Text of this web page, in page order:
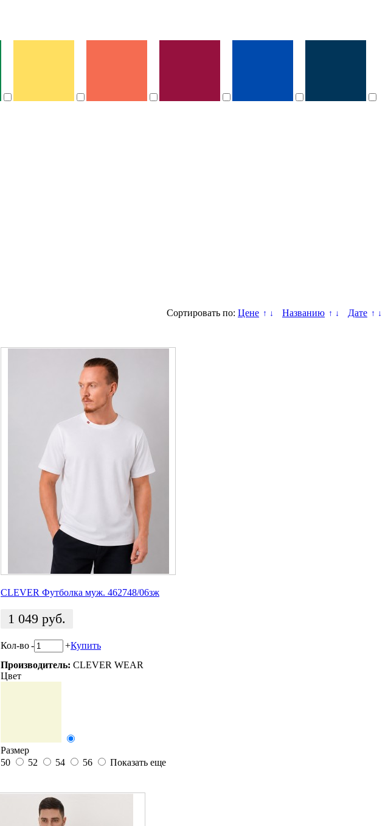
Сортировать по: Цене ↑ ↓ Названию ↑ ↓ Дате ↑ ↓
CLEVER Футболка муж. 462748/06зж
1 049 руб.
Кол-во- +Купить
Производитель: CLEVER WEAR
Цвет
Размер
50
52 54 56 Показать еще